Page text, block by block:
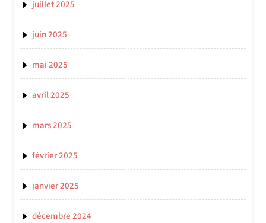
juillet 2025
juin 2025
mai 2025
avril 2025
mars 2025
février 2025
janvier 2025
décembre 2024